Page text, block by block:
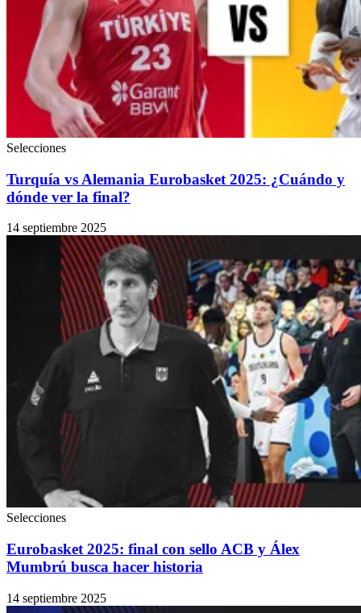
Selecciones
Turquía vs Alemania Eurobasket 2025: ¿Cuándo y
dónde ver la final?
14 septiembre 2025
Selecciones
Eurobasket 2025: final con sello ACB y Álex
Mumbrú busca hacer historia
14 septiembre 2025